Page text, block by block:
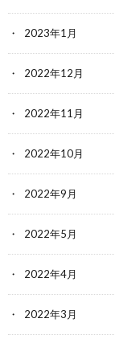
2023年1月
2022年12月
2022年11月
2022年10月
2022年9月
2022年5月
2022年4月
2022年3月